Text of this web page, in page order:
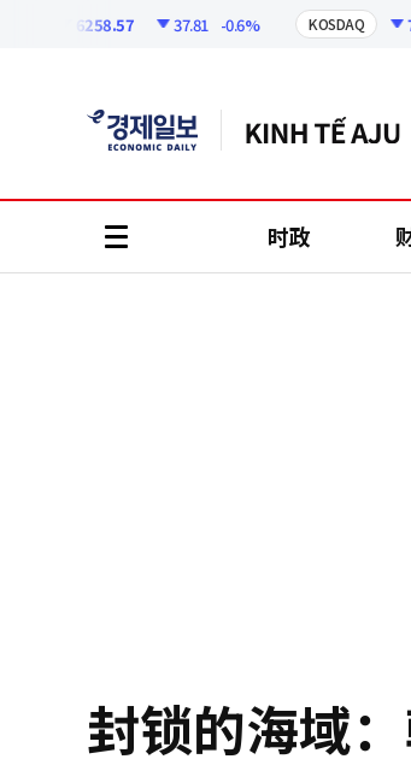
6258.57 37.81 -0.6% KOSDAQ
时政
封锁的海域